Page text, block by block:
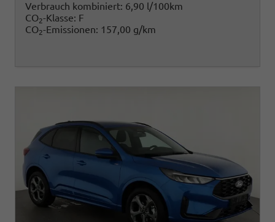
Verbrauch kombiniert: 6,90 l/100km
CO2-Klasse: F
CO2-Emissionen: 157,00 g/km